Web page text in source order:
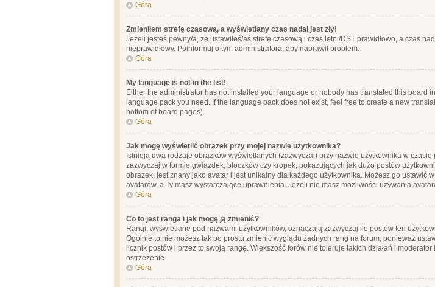
Góra
Zmieniłem strefę czasową, a wyświetlany czas nadal jest zły!
Jeżeli jesteś pewny/a, że ustawiłeś/aś strefę czasową i czas letni/DST prawidłowo, a czas
nieprawidłowy. Poinformuj o tym administratora, aby naprawił problem.
Góra
My language is not in the list!
Either the administrator has not installed your language or nobody has translated this board
language pack you need. If the language pack does not exist, feel free to create a new
bottom of board pages).
Góra
Jak mogę wyświetlić obrazek przy mojej nazwie użytkownika?
Istnieją dwa rodzaje obrazków wyświetlanych (zazwyczaj) przy nazwie użytkownika w
zazwyczaj w formie gwiazdek, bloczków czy kropek, pokazujących jak dużo postów
obrazek, jest znany jako avatar i jest unikalny dla każdego użytkownika. Możesz go ustawić
avatarów, a Ty masz wystarczające uprawnienia. Jeżeli nie masz możliwości używania
Góra
Co to jest ranga i jak mogę ją zmienić?
Rangi, wyświetlane pod nazwami użytkowników, oznaczają zazwyczaj ile postów ten
Ogólnie to nie możesz tak po prostu zmienić wyglądu żadnych rang na forum, ponieważ
licznik postów i przez to swoją rangę. Większość forów nie toleruje takich działań i
ostrzeżenie.
Góra